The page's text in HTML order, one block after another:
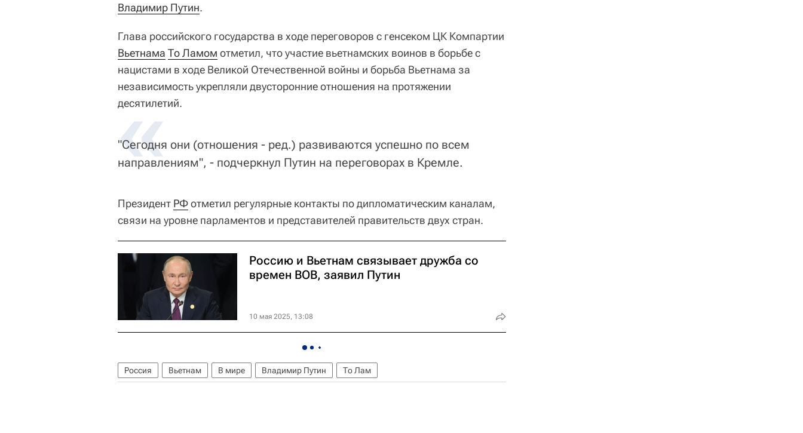
Владимир Путин.
Глава российского государства в ходе переговоров с генсеком ЦК Компартии
Вьетнама То Ламом отметил, что участие вьетнамских воинов в борьбе с
нацистами в ходе Великой Отечественной войны и борьба Вьетнама за
независимость укрепляли двусторонние отношения на протяжении
десятилетий.
«
"Сегодня они (отношения - ред.) развиваются успешно по всем
направлениям", - подчеркнул Путин на переговорах в Кремле.
Президент РФотметил регулярные контакты по дипломатическим каналам,
связи на уровне парламентов и представителей правительств двух стран.
Россию и Вьетнам связывает дружба со
времен ВОВ, заявил Путин
10 мая 2025, 13:08
Россия Вьетнам В мире Владимир Путин То Лам